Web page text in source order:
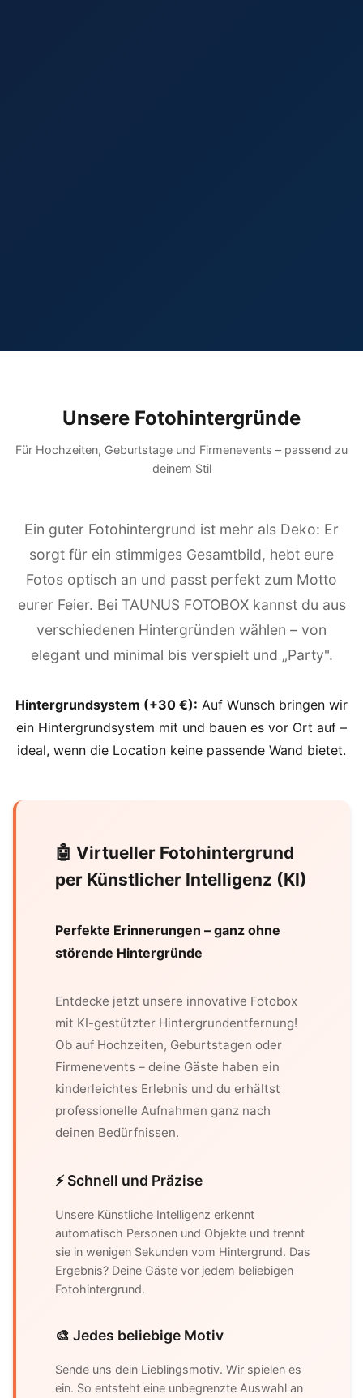
Unsere Fotohintergründe
Für Hochzeiten, Geburtstage und Firmenevents – passend zu
deinem Stil
Ein guter Fotohintergrund ist mehr als Deko: Er
sorgt für ein stimmiges Gesamtbild, hebt eure
Fotos optisch an und passt perfekt zum Motto
eurer Feier. Bei TAUNUS FOTOBOX kannst du aus
verschiedenen Hintergründen wählen – von
elegant und minimal bis verspielt und „Party".
Hintergrundsystem (+30 €): Auf Wunsch bringen wir
ein Hintergrundsystem mit und bauen es vor Ort auf –
ideal, wenn die Location keine passende Wand bietet.
🤖 Virtueller Fotohintergrund
per Künstlicher Intelligenz (KI)
Perfekte Erinnerungen – ganz ohne
störende Hintergründe
Entdecke jetzt unsere innovative Fotobox
mit KI-gestützter Hintergrundentfernung!
Ob auf Hochzeiten, Geburtstagen oder
Firmenevents – deine Gäste haben ein
kinderleichtes Erlebnis und du erhältst
professionelle Aufnahmen ganz nach
deinen Bedürfnissen.
⚡ Schnell und Präzise
Unsere Künstliche Intelligenz erkennt
automatisch Personen und Objekte und trennt
sie in wenigen Sekunden vom Hintergrund. Das
Ergebnis? Deine Gäste vor jedem beliebigen
Fotohintergrund.
🎨 Jedes beliebige Motiv
Sende uns dein Lieblingsmotiv. Wir spielen es
ein. So entsteht eine unbegrenzte Auswahl an